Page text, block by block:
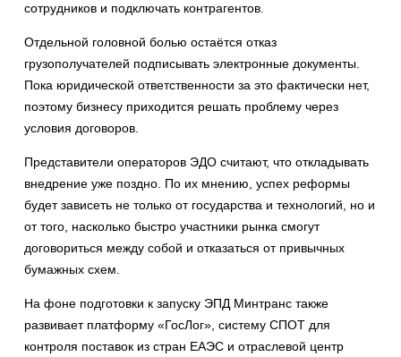
сотрудников и подключать контрагентов.
Отдельной головной болью остаётся отказ
грузополучателей подписывать электронные документы.
Пока юридической ответственности за это фактически нет,
поэтому бизнесу приходится решать проблему через
условия договоров.
Представители операторов ЭДО считают, что откладывать
внедрение уже поздно. По их мнению, успех реформы
будет зависеть не только от государства и технологий, но и
от того, насколько быстро участники рынка смогут
договориться между собой и отказаться от привычных
бумажных схем.
На фоне подготовки к запуску ЭПД Минтранс также
развивает платформу «ГосЛог», систему СПОТ для
контроля поставок из стран ЕАЭС и отраслевой центр